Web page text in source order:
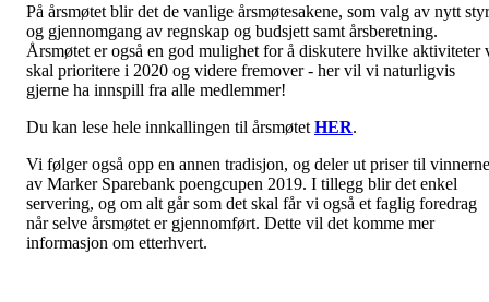
På årsmøtet blir det de vanlige årsmøtesakene, som valg av nytt
og gjennomgang av regnskap og budsjett samt årsberetning.
Årsmøtet er også en god mulighet for å diskutere hvilke aktiviteter
skal prioritere i 2020 og videre fremover - her vil vi naturligvis
gjerne ha innspill fra alle medlemmer!
Du kan lese hele innkallingen til årsmøtet HER.
Vi følger også opp en annen tradisjon, og deler ut priser til vinnerne
av Marker Sparebank poengcupen 2019. I tillegg blir det enkel
servering, og om alt går som det skal får vi også et faglig foredrag
når selve årsmøtet er gjennomført. Dette vil det komme mer
informasjon om etterhvert.